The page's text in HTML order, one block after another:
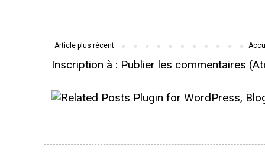
Article plus récent
Inscription à : Publier les commentaires